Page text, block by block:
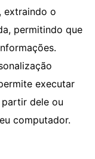
extraindo o
permitindo que
executar
dele ou
computador.